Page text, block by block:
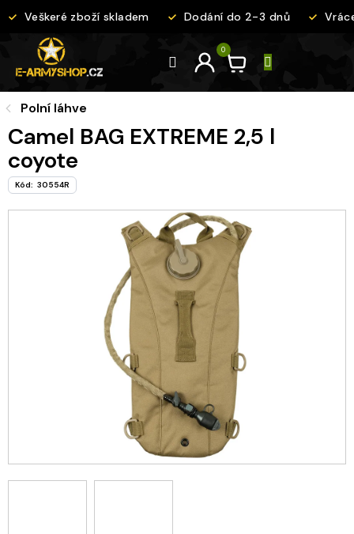
na
Veškeré zboží skladem Dodání do 2-3 dnů
Polní láhve
Camel BAG EXTREME 2,5 l
coyote
Kód: 30554R